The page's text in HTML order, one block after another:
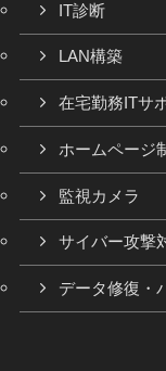
IT診断
LAN構築
在宅勤務ITサ
ホームページ
監視カメラ
サイバー攻撃
データ修復・